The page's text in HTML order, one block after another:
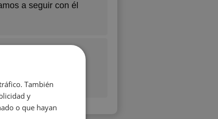
a seguir con él
También
y
o que hayan